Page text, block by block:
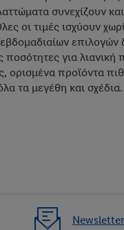
συνεχίζουν
οι τιμές ισχύουν
επιλογών
ποσότητες για
ορισμένα προϊόντα
τα μεγέθη και σχέδια.
Newsletter